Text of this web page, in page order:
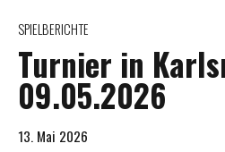
SPIELBERICHTE
Turnier in
09.05.2026
13. Mai 2026